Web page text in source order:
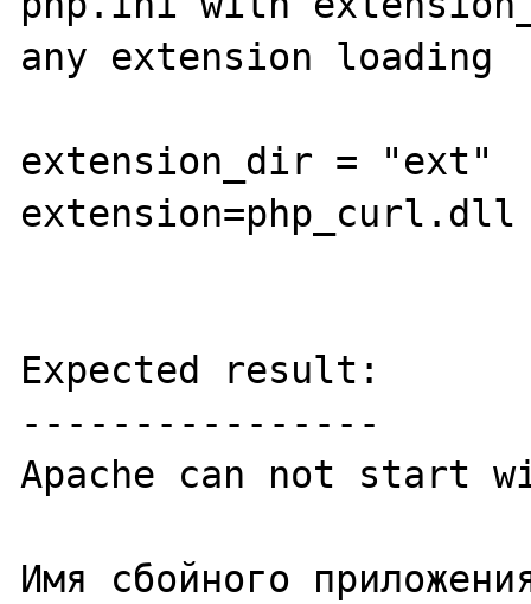
any extension loading
extension_dir = "ext"
extension=php_curl.dll
Expected result:
----------------
Apache can not start
Имя сбойного